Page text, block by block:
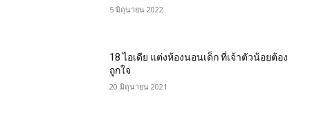
5 มิถุนายน 2022
18 ไอเดีย แต่งห้องนอนเด็ก ที่เจ้าตัวน้อยต้อง
ถูกใจ
20 มิถุนายน 2021